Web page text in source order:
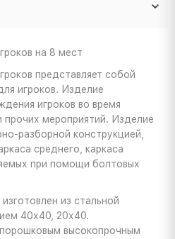
на 8 мест
представляет собой
игроков. Изделие
игроков во время
прочих мероприятий. Изделие
разборной конструкцией,
среднего, каркаса
при помощи болтовых
из стальной
40х40, 20х40.
высокопрочным